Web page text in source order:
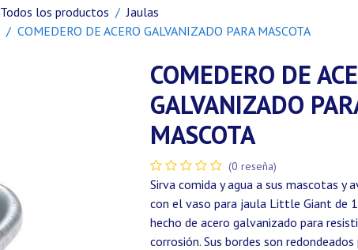
Todos los productos
Jaulas
COMEDERO DE ACERO GALVANIZADO PARA MASCOTA
COMEDERO DE
GALVANIZADO
MASCOTA
(0 reseña)
Sirva comida y agua a sus mascotas y
con el vaso para jaula Little Giant de
hecho de acero galvanizado para
corrosión. Sus bordes son redondeados